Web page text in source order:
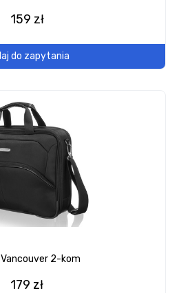
159 zł
do zapytania
Vancouver 2-kom
179 zł